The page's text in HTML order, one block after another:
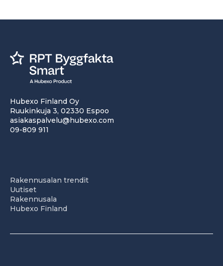
Hubexo Finland Oy
Ruukinkuja 3, 02330 Espoo
asiakaspalvelu@hubexo.com
09-809 911
Rakennusalan trendit
Uutiset
Rakennusala
Hubexo Finland